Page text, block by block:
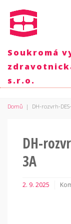
Soukromá
s.r.o.
Domů | DH-rozvrh-
DH-
3A
2. 9. 2025